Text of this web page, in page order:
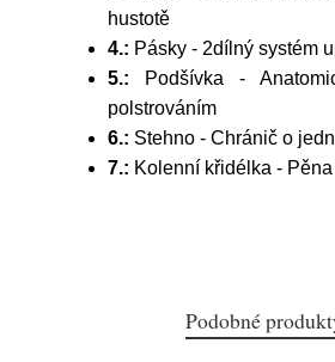
hustotě
4.: Pásky - 2dílný systém
5.:
Podšívka -
polstrováním
6.: Stehno - Chránič o
7.: Kolenní křidélka -
Podobné